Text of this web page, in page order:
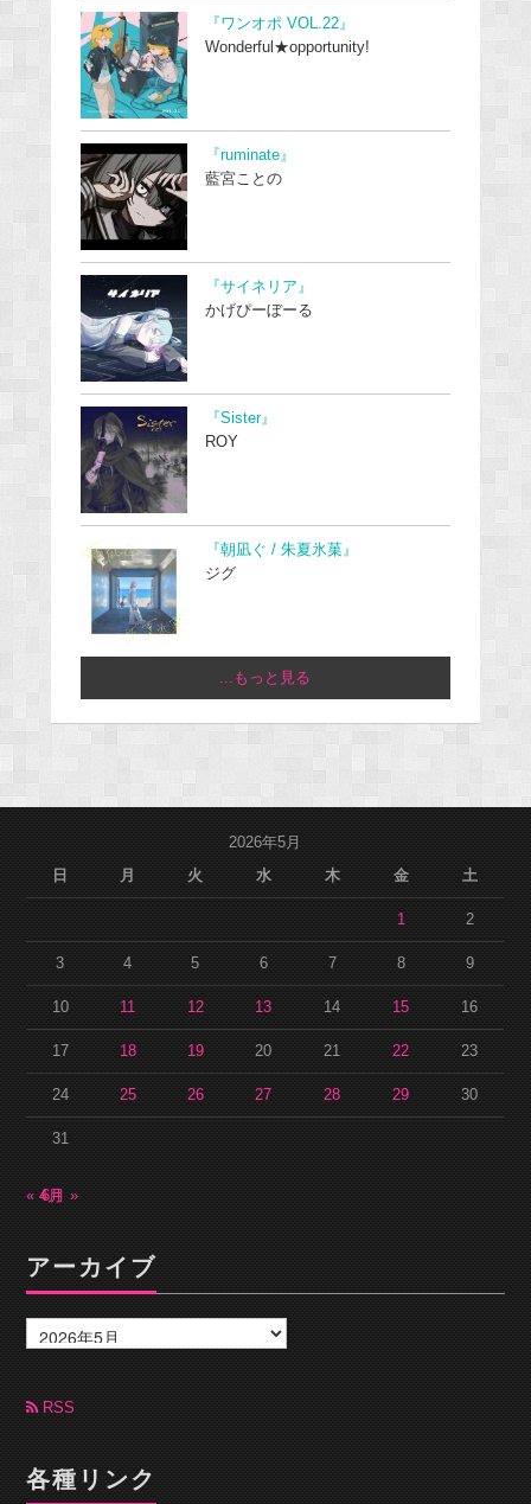
『ワンオポ VOL.22』
Wonderful★opportunity!
『ruminate』
藍宮ことの
『サイネリア』
かげぴーぼーる
『Sister』
ROY
『朝凪ぐ / 朱夏氷菓』
ジグ
...もっと見る
2026年5月
日
月 火 水 木 金 土
1 2
3 4 5 6 7 8 9
10 11 12 13 14 15 16
17 18 19 20 21 22 23
24 25 26 27 28 29 30
31
« 4月6月 »
アーカイブ
ー
カ
ブ RSS
各種リンク